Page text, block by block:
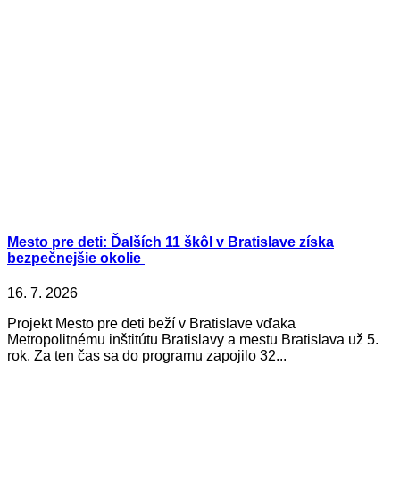
Mesto pre deti: Ďalších 11 škôl v Bratislave získa
bezpečnejšie okolie
16. 7. 2026
Projekt Mesto pre deti beží v Bratislave vďaka
Metropolitnému inštitútu Bratislavy a mestu Bratislava už 5.
rok. Za ten čas sa do programu zapojilo 32...